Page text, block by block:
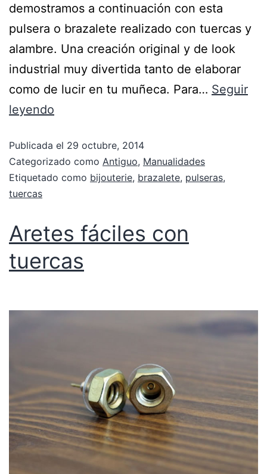
demostramos a continuación con esta
pulsera o brazalete realizado con tuercas y
alambre. Una creación original y de look
industrial muy divertida tanto de elaborar
como de lucir en tu muñeca. Para… Seguir
leyendo
Publicada el 29 octubre, 2014
Categorizado como Antiguo, Manualidades
Etiquetado como bijouterie, brazalete, pulseras,
tuercas
Aretes fáciles con
tuercas